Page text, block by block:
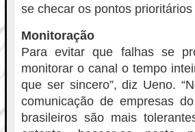
se checar os pontos
Monitoração
Para evitar que falhas se
monitorar o canal o tempo
que ser sincero”, diz Ueno.
comunicação de empresas
brasileiros são mais